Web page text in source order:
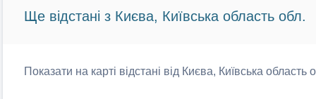
Ще відстані з Києва, Київська область обл.
Показати на карті відстані від Києва, Київська